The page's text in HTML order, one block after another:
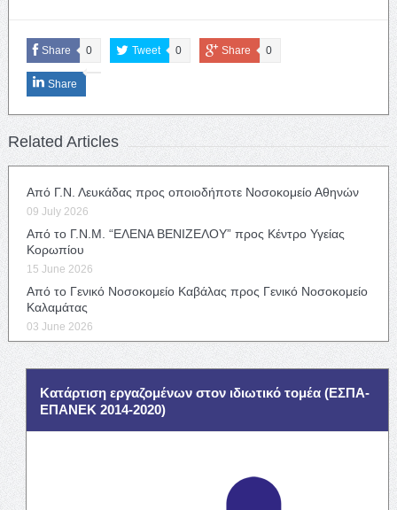
Share 0 Tweet 0 Share 0
Share
Related Articles
Από Γ.Ν. Λευκάδας προς οποιοδήποτε Νοσοκομείο Αθηνών
09 July 2026
Από το Γ.Ν.Μ. “ΕΛΕΝΑ ΒΕΝΙΖΕΛΟΥ” προς Κέντρο Υγείας
Κορωπίου
15 June 2026
Από το Γενικό Νοσοκομείο Καβάλας προς Γενικό Νοσοκομείο
Καλαμάτας
03 June 2026
Κατάρτιση εργαζομένων στον ιδιωτικό τομέα (ΕΣΠΑ-
ΕΠΑΝΕΚ 2014-2020)